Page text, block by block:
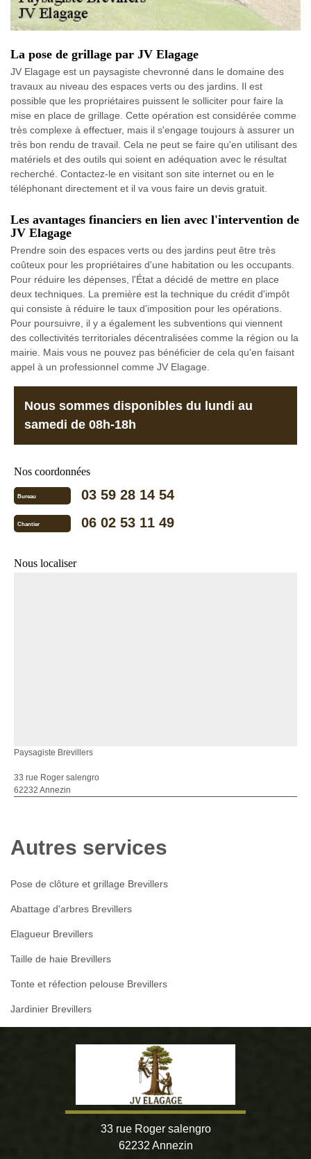
La pose de grillage par JV Elagage
JV Elagage est un paysagiste chevronné dans le domaine des
travaux au niveau des espaces verts ou des jardins. Il est
possible que les propriétaires puissent le solliciter pour faire la
mise en place de grillage. Cette opération est considérée comme
très complexe à effectuer, mais il s'engage toujours à assurer un
très bon rendu de travail. Cela ne peut se faire qu'en utilisant des
matériels et des outils qui soient en adéquation avec le résultat
recherché. Contactez-le en visitant son site internet ou en le
téléphonant directement et il va vous faire un devis gratuit.
Les avantages financiers en lien avec l'intervention de
JV Elagage
Prendre soin des espaces verts ou des jardins peut être très
coûteux pour les propriétaires d'une habitation ou les occupants.
Pour réduire les dépenses, l'État a décidé de mettre en place
deux techniques. La première est la technique du crédit d'impôt
qui consiste à réduire le taux d'imposition pour les opérations.
Pour poursuivre, il y a également les subventions qui viennent
des collectivités territoriales décentralisées comme la région ou la
mairie. Mais vous ne pouvez pas bénéficier de cela qu'en faisant
appel à un professionnel comme JV Elagage.
Nous sommes disponibles du lundi au
samedi de 08h-18h
Nos coordonnées
Bureau 03 59 28 14 54
Chantier 06 02 53 11 49
Nous localiser
Paysagiste Brevillers
33 rue Roger salengro
62232 Annezin
Autres services
Pose de clôture et grillage Brevillers
Abattage d'arbres Brevillers
Elagueur Brevillers
Taille de haie Brevillers
Tonte et réfection pelouse Brevillers
Jardinier Brevillers
33 rue Roger salengro
62232 Annezin